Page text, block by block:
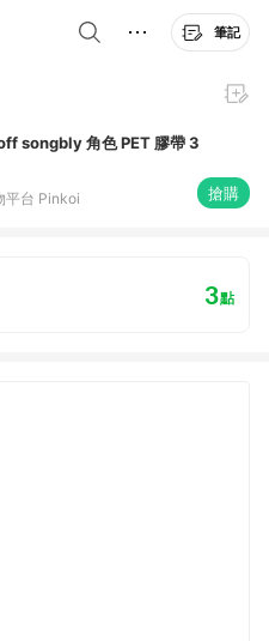
筆記
songbly 角色 PET 膠帶 3
平台 Pinkoi 搶購
3點